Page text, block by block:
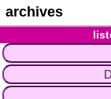
archives